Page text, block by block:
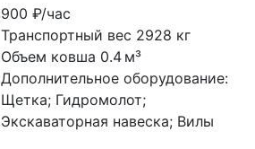
900₽/час
Транспортный вес 2928 кг
Объем ковша 0.4 м³
Дополнительное оборудование:
Щетка; Гидромолот;
Экскаваторная навеска; Вилы